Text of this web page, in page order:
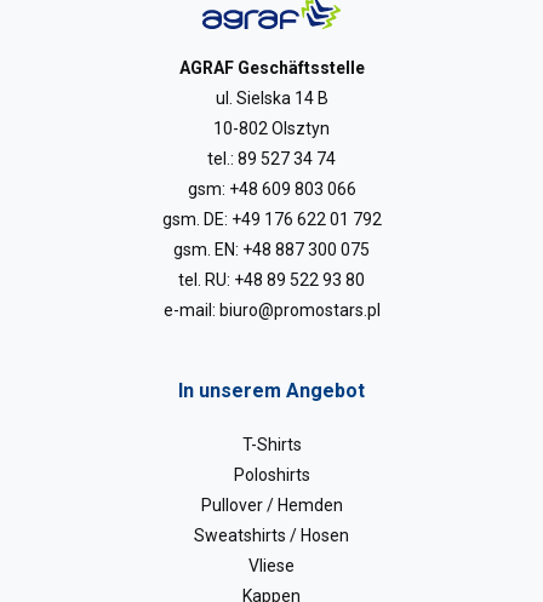
AGRAF Geschäftsstelle
ul. Sielska 14 B
10-802 Olsztyn
tel.: 89 527 34 74
gsm: +48 609 803 066
gsm. DE: +49 176 622 01 792
gsm. EN: +48 887 300 075
tel. RU: +48 89 522 93 80
e-mail: biuro@promostars.pl
In unserem Angebot
T-Shirts
Poloshirts
Pullover / Hemden
Sweatshirts / Hosen
Vliese
Kappen